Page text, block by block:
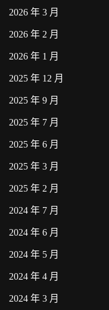
2026 年 3 月
2026 年 2 月
2026 年 1 月
2025 年 12 月
2025 年 9 月
2025 年 7 月
2025 年 6 月
2025 年 3 月
2025 年 2 月
2024 年 7 月
2024 年 6 月
2024 年 5 月
2024 年 4 月
2024 年 3 月